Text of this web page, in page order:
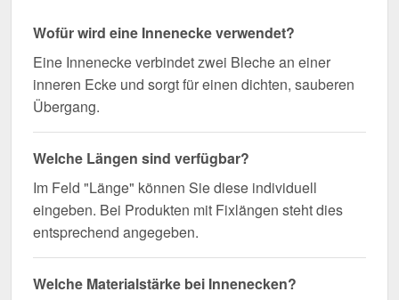
Wofür wird eine Innenecke verwendet?
Eine Innenecke verbindet zwei Bleche an einer
inneren Ecke und sorgt für einen dichten, sauberen
Übergang.
Welche Längen sind verfügbar?
Im Feld "Länge" können Sie diese individuell
eingeben. Bei Produkten mit Fixlängen steht dies
entsprechend angegeben.
Welche Materialstärke bei Innenecken?